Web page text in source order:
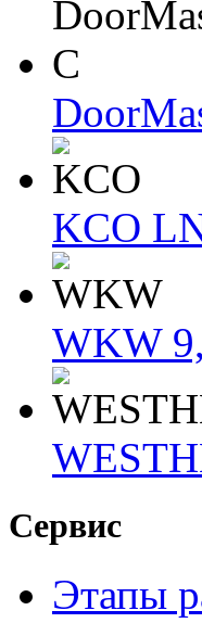
KCO
WKW
Сервис
Этапы